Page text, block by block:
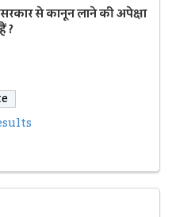
से कानून लाने की अपेक्षा
?